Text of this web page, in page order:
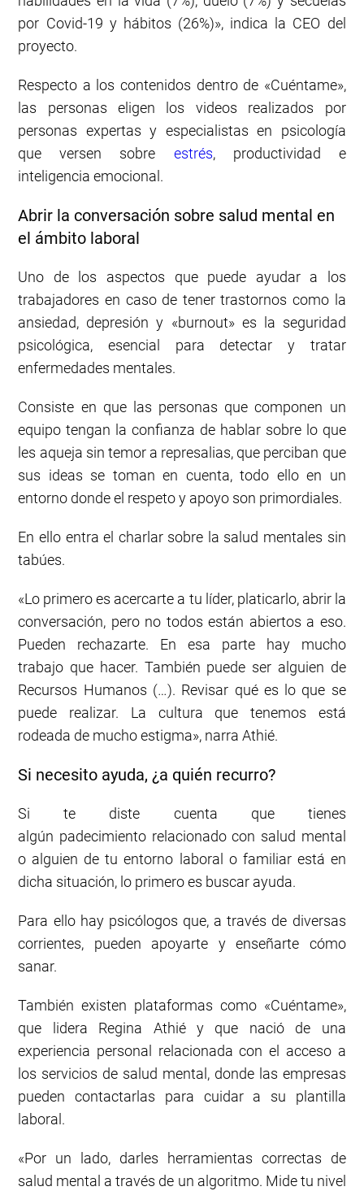
por Covid-19 y hábitos (26%)», indica la CEO del
proyecto.
Respecto a los contenidos dentro de «Cuéntame»,
las personas eligen los videos realizados por
personas expertas y especialistas en psicología
que versen sobre estrés, productividad e
inteligencia emocional.
Abrir la conversación sobre salud mental en
el ámbito laboral
Uno de los aspectos que puede ayudar a los
trabajadores en caso de tener trastornos como la
ansiedad, depresión y «burnout» es la seguridad
psicológica, esencial para detectar y tratar
enfermedades mentales.
Consiste en que las personas que componen un
equipo tengan la confianza de hablar sobre lo que
les aqueja sin temor a represalias, que perciban que
sus ideas se toman en cuenta, todo ello en un
entorno donde el respeto y apoyo son primordiales.
En ello entra el charlar sobre la salud mentales sin
tabúes.
«Lo primero es acercarte a tu líder, platicarlo, abrir la
conversación, pero no todos están abiertos a eso.
Pueden rechazarte. En esa parte hay mucho
trabajo que hacer. También puede ser alguien de
Recursos Humanos (…). Revisar qué es lo que se
puede realizar. La cultura que tenemos está
rodeada de mucho estigma», narra Athié.
Si necesito ayuda, ¿a quién recurro?
Si te diste cuenta que tienes
algún padecimiento relacionado con salud mental
o alguien de tu entorno laboral o familiar está en
dicha situación, lo primero es buscar ayuda.
Para ello hay psicólogos que, a través de diversas
corrientes, pueden apoyarte y enseñarte cómo
sanar.
También existen plataformas como «Cuéntame»,
que lidera Regina Athié y que nació de una
experiencia personal relacionada con el acceso a
los servicios de salud mental, donde las empresas
pueden contactarlas para cuidar a su plantilla
laboral.
«Por un lado, darles herramientas correctas de
salud mental a través de un algoritmo. Mide tu nivel